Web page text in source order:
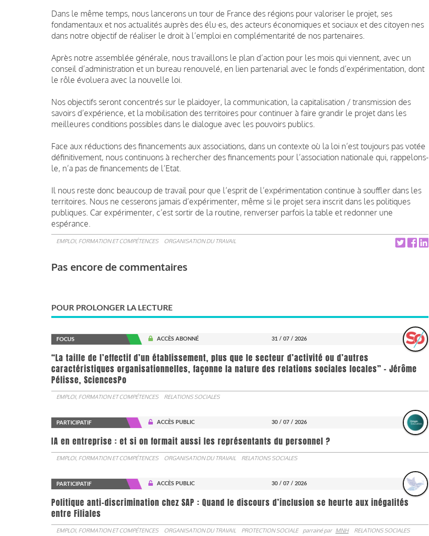
Dans le même temps, nous lancerons un tour de France des régions pour valoriser le projet, ses
fondamentaux et nos actualités auprès des élu·es, des acteurs économiques et sociaux et des citoyen·nes
dans notre objectif de réaliser le droit à l’emploi en complémentarité de nos partenaires.
Après notre assemblée générale, nous travaillons le plan d’action pour les mois qui viennent, avec un
conseil d’administration et un bureau renouvelé, en lien partenarial avec le fonds d’expérimentation, dont
le rôle évoluera avec la nouvelle loi.
Nos objectifs seront concentrés sur le plaidoyer, la communication, la capitalisation / transmission des
savoirs d’expérience, et la mobilisation des territoires pour continuer à faire grandir le projet dans les
meilleures conditions possibles dans le dialogue avec les pouvoirs publics.
Face aux réductions des financements aux associations, dans un contexte où la loi n’est toujours pas votée
définitivement, nous continuons à rechercher des financements pour l’association nationale qui, rappelons-
le, n’a pas de financements de l’Etat.
Il nous reste donc beaucoup de travail pour que l’esprit de l’expérimentation continue à souffler dans les
territoires. Nous ne cesserons jamais d’expérimenter, même si le projet sera inscrit dans les politiques
publiques. Car expérimenter, c’est sortir de la routine, renverser parfois la table et redonner une
espérance.
EMPLOI, FORMATION ET COMPÉTENCES ORGANISATION DU TRAVAIL
Pas encore de commentaires
POUR PROLONGER LA LECTURE
FOCUS ACCÈS ABONNÉ 31 / 07 / 2026
“La taille de l’effectif d’un établissement, plus que le secteur d’activité ou d’autres
caractéristiques organisationnelles, façonne la nature des relations sociales locales” - Jérôme
Pélisse, SciencesPo
EMPLOI, FORMATION ET COMPÉTENCES RELATIONS SOCIALES
PARTICIPATIF ACCÈS PUBLIC 30 / 07 / 2026
IA en entreprise : et si on formait aussi les représentants du personnel ?
EMPLOI, FORMATION ET COMPÉTENCES ORGANISATION DU TRAVAIL RELATIONS SOCIALES
PARTICIPATIF ACCÈS PUBLIC 30 / 07 / 2026
Politique anti-discrimination chez SAP : Quand le discours d’inclusion se heurte aux inégalités
entre Filiales
EMPLOI, FORMATION ET COMPÉTENCES ORGANISATION DU TRAVAIL PROTECTION SOCIALE parrainé par MNH RELATIONS SOCIALES